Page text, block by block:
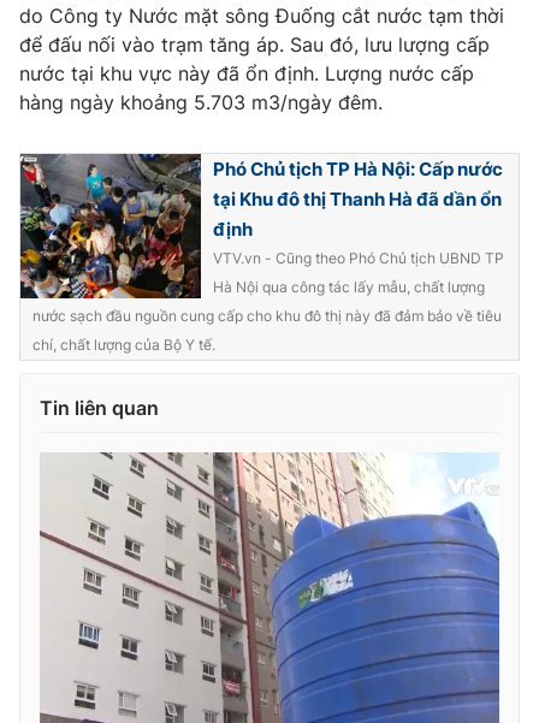
Thị trường
Tư vấn
Lịch phát sóng
Chuyên mục khác
Emagazine Podcast
Photo
Video Shorts video
VTV Money VTV Thể thao
Thị trường 24h Tấm lòng Việt
Vươn mình bằng AI
VTV8
Liên hệ tòa soạn English
do Công ty Nước mặt sông Đuống cắt nước tạm thời
để đấu nối vào trạm tăng áp. Sau đó, lưu lượng cấp
nước tại khu vực này đã ổn định. Lượng nước cấp
hàng ngày khoảng 5.703 m3/ngày đêm.
Phó Chủ tịch TP Hà Nội: Cấp nước
tại Khu đô thị Thanh Hà đã dần ổn
định
VTV.vn - Cũng theo Phó Chủ tịch UBND TP
Hà Nội qua công tác lấy mẫu, chất lượng
nước sạch đầu nguồn cung cấp cho khu đô thị này đã đảm bảo về tiêu
chí, chất lượng của Bộ Y tế.
Tin liên quan